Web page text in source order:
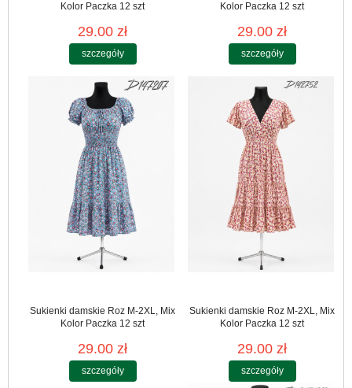
Kolor Paczka 12 szt
29.00 zł
szczegóły
Kolor Paczka 12 szt
29.00 zł
szczegóły
Sukienki damskie Roz M-2XL, Mix
Kolor Paczka 12 szt
29.00 zł
szczegóły
Sukienki damskie Roz M-2XL, Mix
Kolor Paczka 12 szt
29.00 zł
szczegóły